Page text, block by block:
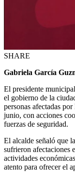
SHARE
Gabriela García
El presidente
el gobierno de la
personas afectadas
junio, con acciones
fuerzas de seguridad.
El alcalde señaló que
sufrieron afectaciones
actividades
atento para ofrecer el